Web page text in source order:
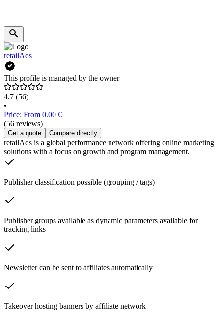
retailAds
This profile is managed by the owner
4.7 (56)
•
Price: From 0.00 €
(56 reviews)
Get a quote Compare directly
retailAds is a global performance network offering online marketing
solutions with a focus on growth and program management.
Publisher classification possible (grouping / tags)
Publisher groups available as dynamic parameters available for
tracking links
Newsletter can be sent to affiliates automatically
Takeover hosting banners by affiliate network